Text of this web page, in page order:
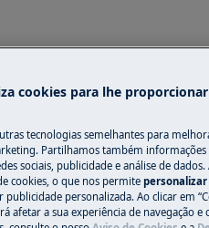
de utilizador do seu
cookies para lhe
tecnologias semelhantes para
Partilhamos também informações
sociais, publicidade e análise de
cookies, o que nos permite
publicidade personalizada. Ao clicar em
afetar a sua experiência de navegação